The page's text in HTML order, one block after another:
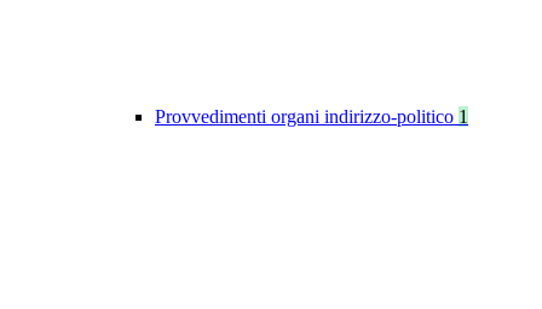
Provvedimenti organi indirizzo-politico 1